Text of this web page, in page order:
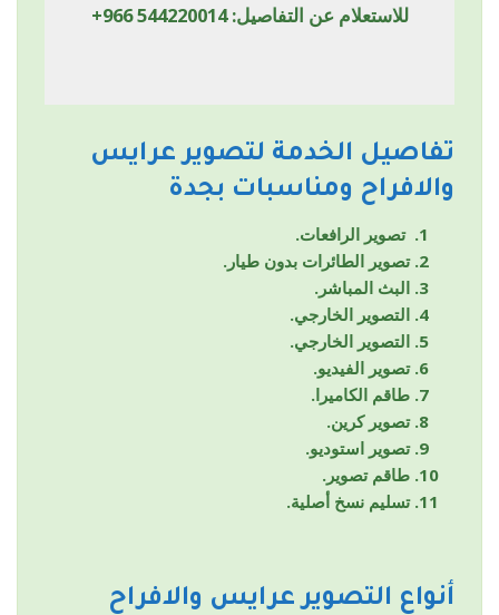
للاستعلام عن التفاصيل:+966 544220014
تفاصيل الخدمة لتصوير عرايس
والافراح ومناسبات بجدة
تصوير الرافعات.
تصوير الطائرات بدون طيار.
البث المباشر.
التصوير الخارجي.
التصوير الخارجي.
تصوير الفيديو.
طاقم الكاميرا.
تصوير كرين.
تصوير استوديو.
طاقم تصوير.
تسليم نسخ أصلية.
أنواع التصوير عرايس والافراح